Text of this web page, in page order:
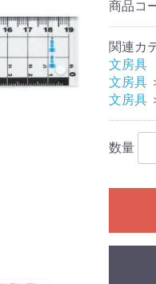
商品コ
関連カ
文房具
文房具
文房具
数量